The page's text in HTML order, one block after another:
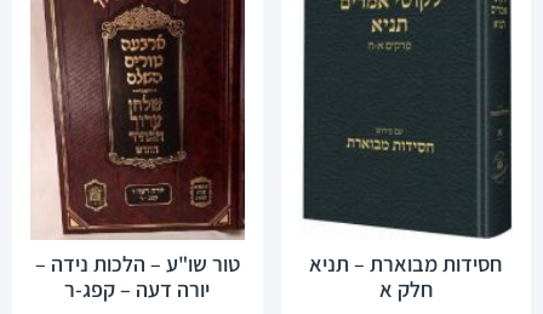
חסידות מבוארת – תניא
חלק א
טור שו"ע – הלכות נידה –
יורה דעה – קפג-ר